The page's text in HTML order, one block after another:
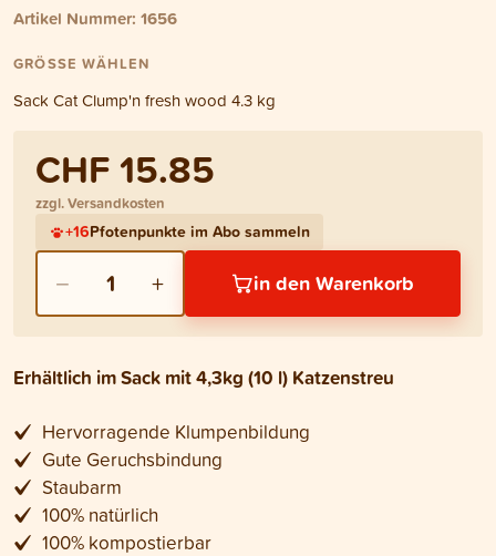
Artikel Nummer: 1656
GRÖSSE WÄHLEN
Sack Cat Clump'n fresh wood 4.3 kg
CHF 15.85
zzgl. Versandkosten
+16Pfotenpunkte im Abo sammeln
− 1 + in den Warenkorb
Erhältlich im Sack mit 4,3kg (10 l) Katzenstreu
Hervorragende Klumpenbildung
Gute Geruchsbindung
Staubarm
100% natürlich
100% kompostierbar